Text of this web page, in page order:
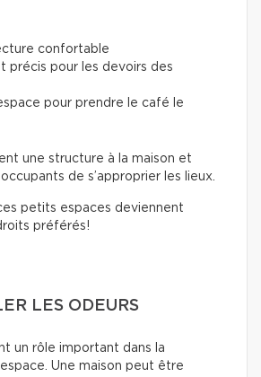
confortable
précis pour les devoirs des
pour prendre le café le
une structure à la maison et
de s’approprier les lieux.
petits espaces deviennent
préférés!
LES ODEURS
un rôle important dans la
Une maison peut être